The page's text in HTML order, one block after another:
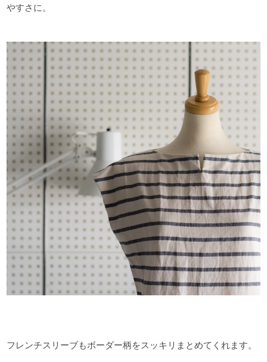
やすさに。
フレンチスリーブもボーダー柄をスッキリまとめてくれます。